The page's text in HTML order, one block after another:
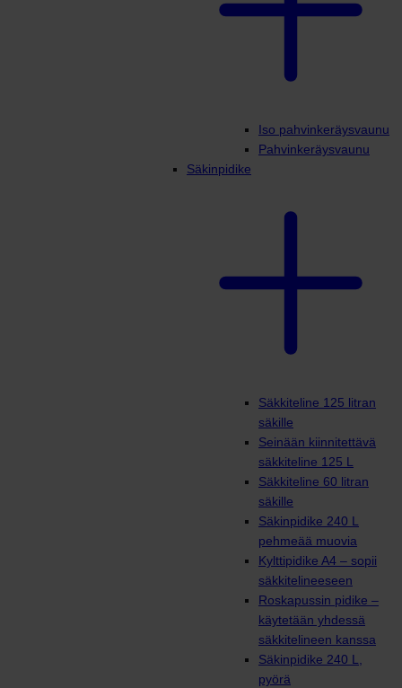
Iso pahvinkeräysvaunu
Pahvinkeräysvaunu
Säkinpidike
Säkkiteline 125 litran
säkille
Seinään kiinnitettävä
säkkiteline 125 L
Säkkiteline 60 litran
säkille
Säkinpidike 240 L
pehmeää muovia
Kylttipidike A4 – sopii
säkkitelineeseen
Roskapussin pidike –
käytetään yhdessä
säkkitelineen kanssa
Säkinpidike 240 L,
pyörä